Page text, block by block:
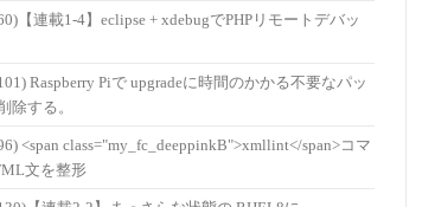
【連載1-4】eclipse + xdebugでPHPリモートデバッ
Raspberry Piで upgradeに時間のかかる不要なパッ
除する。
<span class="my_fc_deeppinkB">xmllint</span>コマ
文を整形